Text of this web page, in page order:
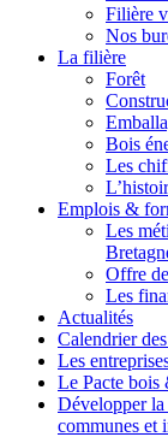
Filière
Nos
La filière
Forêt
Bois
Les
Emplois &
Les
Offre
Les
Actualités
Calendrier
Les
Le Pacte bois
Développer
communes et